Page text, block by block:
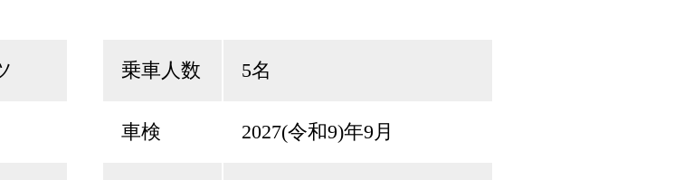
乗車人数 5名
車検 2027(令和9)年9月